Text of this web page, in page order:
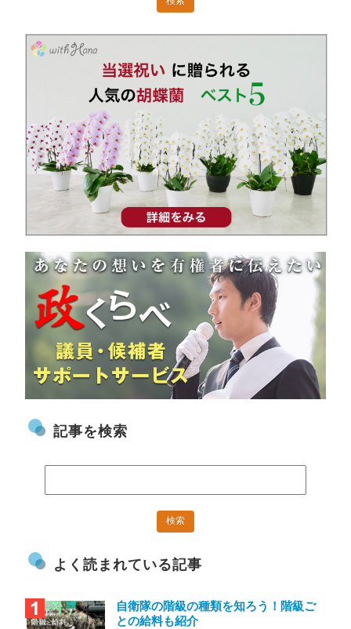
記事を検索
よく読まれている記事
自衛隊の階級の種類を知ろう！階級ご
との給料も紹介